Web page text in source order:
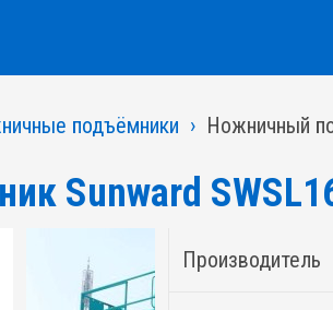
подъёмники Ножничный
Sunward
Производитель